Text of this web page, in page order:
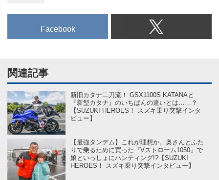
Facebook
関連記事
新旧カタナ二刀流！ GSX1100S KATANAと
『新型カタナ』のいちばんの違いとは……？
【SUZUKI HEROES！ スズキ乗り突撃インタ
ビュー】
【最強タンデム】これが理想か。奥さんとふた
りで乗るために買った『Vストローム1050』で
娘といっしょにハンティング!?【SUZUKI
HEROES！ スズキ乗り突撃インタビュー】